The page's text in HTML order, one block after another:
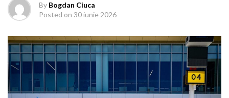
By Bogdan Ciuca
Posted on 30 iunie 2026